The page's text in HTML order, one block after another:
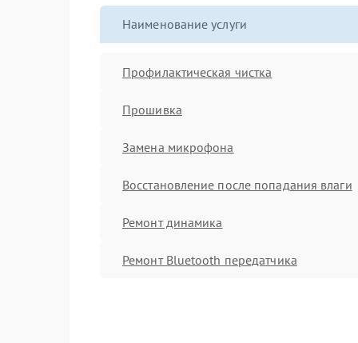
Наименование услуги
Профилактическая чистка
Прошивка
Замена микрофона
Восстановление после попадания влаги
Ремонт динамика
Ремонт Bluetooth передатчика